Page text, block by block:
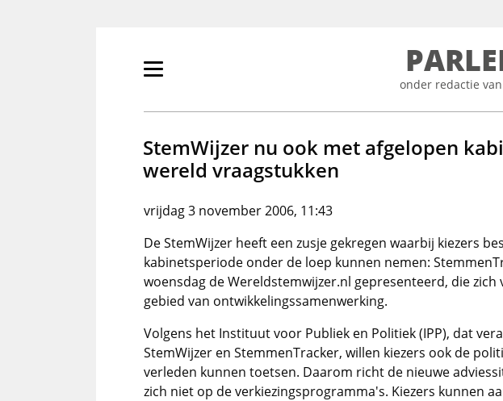
Primair
tonen/verbergen
onder redactie
StemWijzer nu ook met afgelopen
wereld vraagstukken
vrijdag 3 november 2006, 11:43
De StemWijzer heeft een zusje gekregen waarbij kiezers
kabinetsperiode onder de loep kunnen nemen:
woensdag de Wereldstemwijzer.nl gepresenteerd, die
gebied van ontwikkelingssamenwerking.
Volgens het Instituut voor Publiek en Politiek (IPP), dat
StemWijzer en StemmenTracker, willen kiezers ook de
verleden kunnen toetsen. Daarom richt de nieuwe
zich niet op de verkiezingsprogramma's. Kiezers kunnen